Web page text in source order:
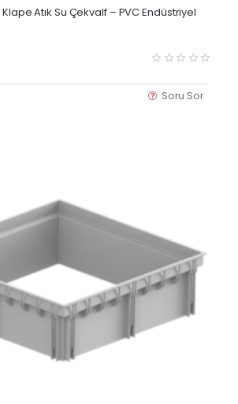
Yeni Ürün
Klape Atık Su Çekvalf – PVC Endüstriyel
Soru Sor